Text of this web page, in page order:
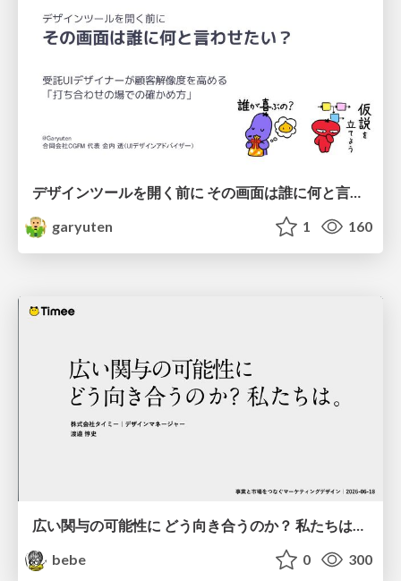
garyuten
1 160
広い関与の可能性に どう向き合うのか？ 私たちは。｜Timee MarketingDesign 2026-06-18
bebe
0 300